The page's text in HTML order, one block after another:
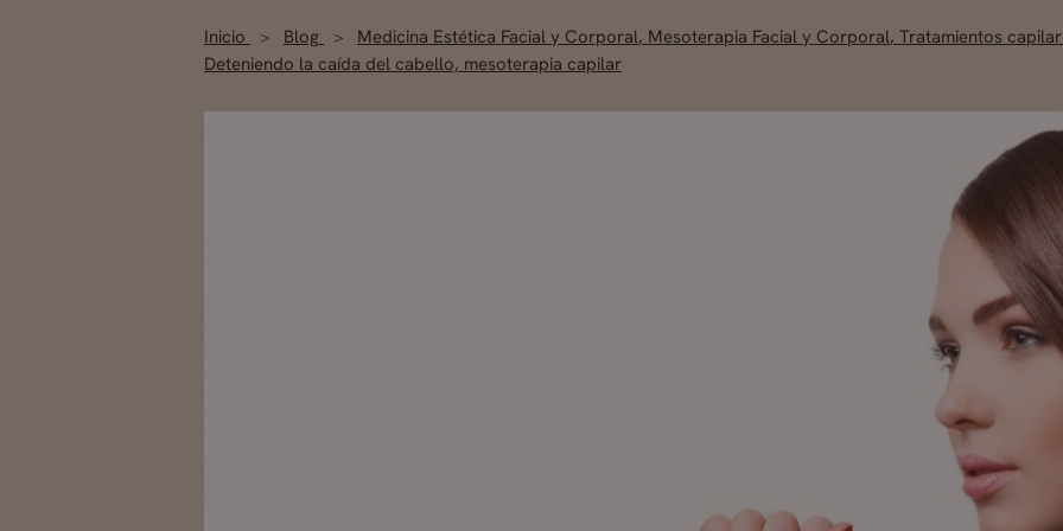
Inicio Blog Medicina Estética Facial y Corporal, Mesoterapia Facial y Corporal, Tratamientos
Deteniendo la caída del cabello, mesoterapia capilar